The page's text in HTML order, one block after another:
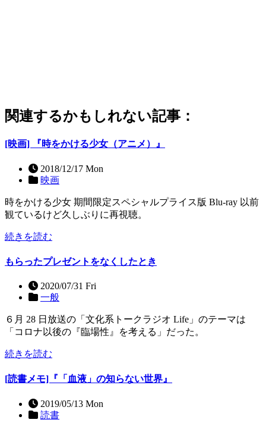
関連するかもしれない記事：
[映画] 『時をかける少女（アニメ）』
2018/12/17 Mon
映画
時をかける少女 期間限定スペシャルプライス版 Blu-ray 以前
観ているけど久しぶりに再視聴。
続きを読む
もらったプレゼントをなくしたとき
2020/07/31 Fri
一般
６月 28 日放送の「文化系トークラジオ Life」のテーマは
「コロナ以後の『臨場性』を考える」だった。
続きを読む
[読書メモ]『「血液」の知らない世界』
2019/05/13 Mon
読書